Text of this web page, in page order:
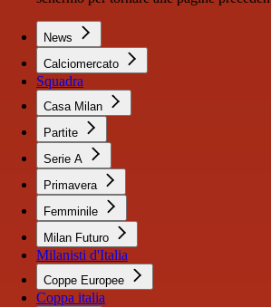
News
Calciomercato
Squadra
Casa Milan
Partite
Serie A
Primavera
Femminile
Milan Futuro
Milanisti d'Italia
Coppe Europee
Coppa italia